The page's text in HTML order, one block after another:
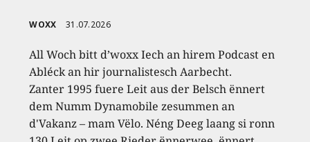
WOXX 31.07.2026
All Woch bitt d’woxx Iech an hirem Podcast en
Abléck an hir journalistesch Aarbecht.
Zanter 1995 fuere Leit aus der Belsch ënnert
dem Numm Dynamobile zesummen an
d'Vakanz – mam Vëlo. Néng Deeg laang si ronn